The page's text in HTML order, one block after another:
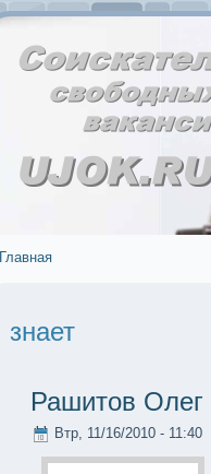
Главная
знает
Рашитов Олег
Втр, 11/16/2010 - 11:40